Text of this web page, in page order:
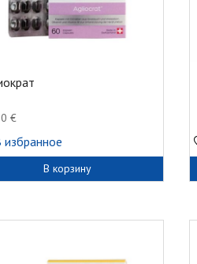
€
избранное
В корзину